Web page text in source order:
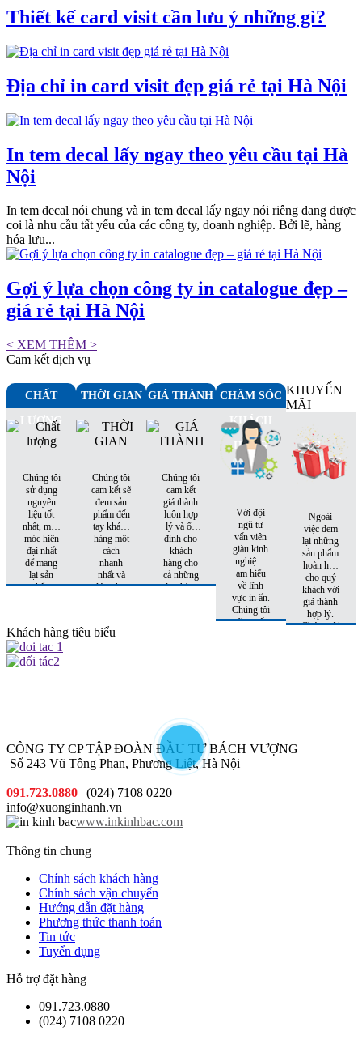
Thiết kế card visit cần lưu ý những gì?
Địa chỉ in card visit đẹp giá rẻ tại Hà Nội
In tem decal lấy ngay theo yêu cầu tại Hà
Nội
In tem decal nói chung và in tem decal lấy ngay nói riêng đang được
coi là nhu cầu tất yếu của các công ty, doanh nghiệp. Bởi lẽ, hàng
hóa lưu...
Gợi ý lựa chọn công ty in catalogue đẹp –
giá rẻ tại Hà Nội
< XEM THÊM >
Cam kết dịch vụ
CHẤT
LƯỢNG
Chúng tôi
sử dụng
nguyên
liệu tốt
nhất, máy
móc hiện
đại nhất
để mang
lại sản
phẩm
hàng
THỜI GIAN
Chúng tôi
cam kết sẽ
đem sản
phẩm đến
tay khách
hàng một
cách
nhanh
nhất và
đúng hẹn
GIÁ THÀNH
Chúng tôi
cam kết
giá thành
luôn hợp
lý và ổn
định cho
khách
hàng cho
cả những
đơn hàng
CHĂM SÓC
KHÁCH
HÀNG
Với đội
ngũ tư
vấn viên
giàu kinh
nghiệm,
am hiểu
về lĩnh
vực in ấn.
Chúng tôi
sẽ tư vấn
KHUYẾN
MÃI
Ngoài
việc đem
lại những
sản phẩm
hoàn hảo
cho quý
khách với
giá thành
hợp lý.
Chúng tôi
Khách hàng tiêu biểu
CÔNG TY CP TẬP ĐOÀN ĐẦU TƯ BÁCH VƯỢNG
Số 243 Vũ Tông Phan, Phương Liệt, Hà Nội
091.723.0880 | (024) 7108 0220
info@xuonginhanh.vn
www.inkinhbac.com
Thông tin chung
Chính sách khách hàng
Chính sách vận chuyển
Hướng dẫn đặt hàng
Phương thức thanh toán
Tin tức
Tuyển dụng
Hỗ trợ đặt hàng
091.723.0880
(024) 7108 0220